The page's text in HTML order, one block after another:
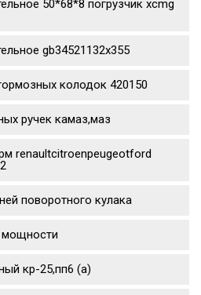
50*68*8 погрузчик xcmg
gb34521132x355
колодок 420150
ручек камаз,маз
renaultcitroenpeugeotford
поворотного кулака
кр-25,пп6 (а)